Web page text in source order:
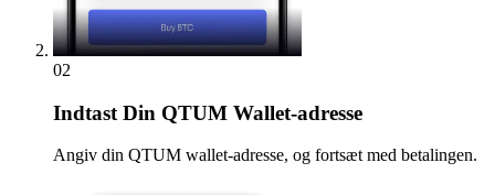
02
Indtast Din QTUM Wallet-adresse
Angiv din QTUM wallet-adresse, og fortsæt med betalingen.